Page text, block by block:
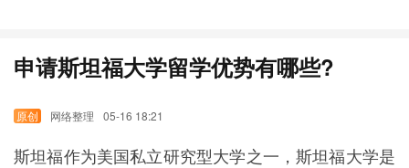
申请斯坦福大学留学优势有哪些?
网络整理 05-16 18:21
斯坦福作为美国私立研究型大学之一，斯坦福大学是